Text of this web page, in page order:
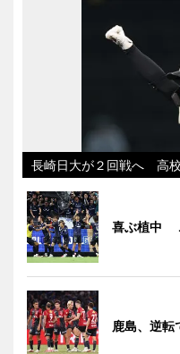
長崎日大が２回戦へ 高
喜ぶ植中
鹿島、逆